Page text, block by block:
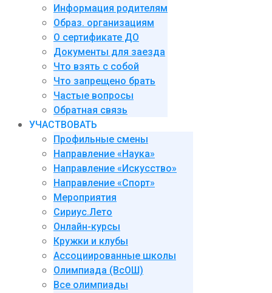
Информация родителям
Образ. организациям
О сертификате ДО
Документы для заезда
Что взять с собой
Что запрещено брать
Частые вопросы
Обратная связь
УЧАСТВОВАТЬ
Профильные смены
Направление «Наука»
Направление «Искусство»
Направление «Спорт»
Мероприятия
Сириус.Лето
Онлайн-курсы
Кружки и клубы
Ассоциированные школы
Олимпиада (ВсОШ)
Все олимпиады